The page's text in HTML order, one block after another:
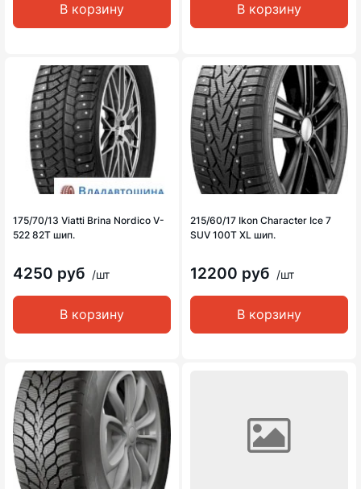
В корзину В корзину
175/70/13 Viatti Brina Nordico V-
522 82T шип.
4250 руб /шт
В корзину
215/60/17 Ikon Character Ice 7
SUV 100T XL шип.
12200 руб /шт
В корзину